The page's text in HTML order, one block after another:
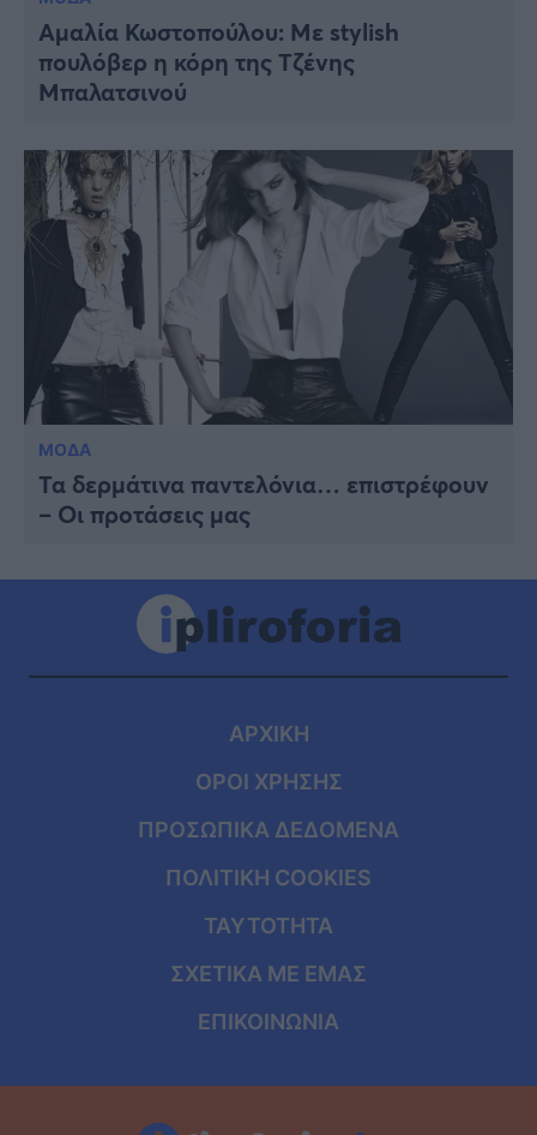
Αμαλία Κωστοπούλου: Με stylish
πουλόβερ η κόρη της Τζένης
Μπαλατσινού
ΜΟΔΑ
Τα δερμάτινα παντελόνια… επιστρέφουν
– Οι προτάσεις μας
ΑΡΧΙΚΗ
ΟΡΟΙ ΧΡΗΣΗΣ
ΠΡΟΣΩΠΙΚΑ ΔΕΔΟΜΕΝΑ
ΠΟΛΙΤΙΚΗ COOKIES
ΤΑΥΤΟΤΗΤΑ
ΣΧΕΤΙΚΑ ΜΕ ΕΜΑΣ
ΕΠΙΚΟΙΝΩΝΙΑ